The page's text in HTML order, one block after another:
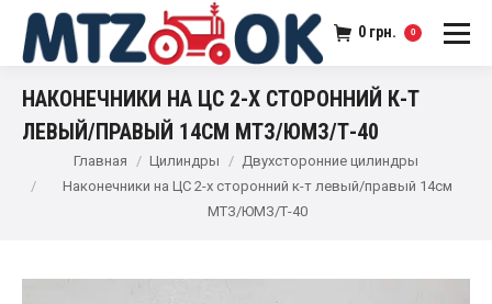
0 грн. 0
НАКОНЕЧНИКИ НА ЦС 2-Х СТОРОННИЙ К-Т
ЛЕВЫЙ/ПРАВЫЙ 14СМ МТЗ/ЮМЗ/Т-40
Главная Цилиндры
Двухсторонние цилиндры
Наконечники на ЦС 2-х сторонний к-т левый/правый 14см
МТЗ/ЮМЗ/Т-40